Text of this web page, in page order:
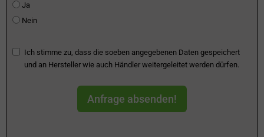
Ja
Nein
Ich stimme zu, dass die soeben angegebenen Daten gespeichert
und an Hersteller wie auch Händler weitergeleitet werden dürfen.
Anfrage absenden!